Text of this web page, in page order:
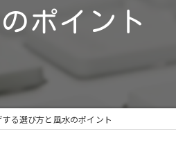
ポイント
る選び方と風水のポイント